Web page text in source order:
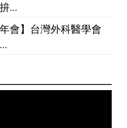
...
會】台灣外科醫學會